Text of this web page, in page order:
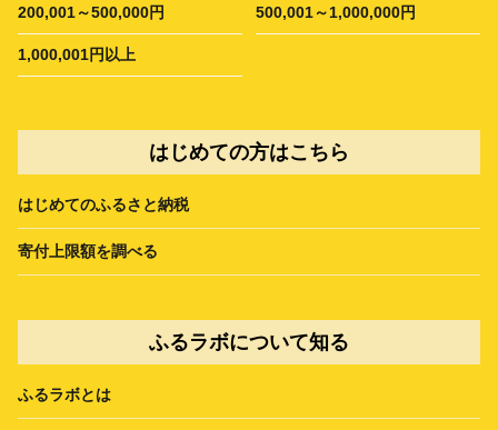
200,001～500,000円 500,001～1,000,000円
1,000,001円以上
はじめての方はこちら
はじめてのふるさと納税
寄付上限額を調べる
ふるラボについて知る
ふるラボとは